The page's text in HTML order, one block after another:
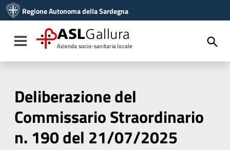
Vai al menu di navigazione
Vai al footer
Regione Autonoma della Sardegna
Toggle navigation
ASLGallura
Azienda socio-sanitaria locale
Deliberazione del
Commissario Straordinario
n. 190 del 21/07/2025